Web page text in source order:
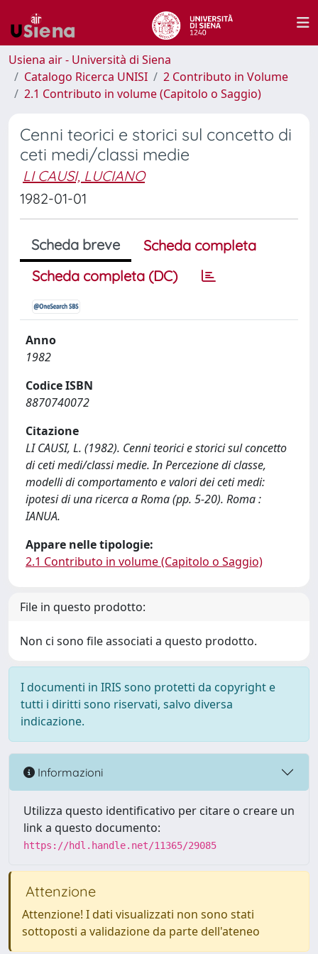
Usiena air - Università di Siena
Catalogo Ricerca UNISI
2 Contributo in Volume
2.1 Contributo in volume (Capitolo o Saggio)
Cenni teorici e storici sul concetto di
ceti medi/classi medie
LI CAUSI, LUCIANO
1982-01-01
Scheda breve
Scheda completa
Scheda completa (DC)
Anno
1982
Codice ISBN
8870740072
Citazione
LI CAUSI, L. (1982). Cenni teorici e storici sul concetto
di ceti medi/classi medie. In Percezione di classe,
modelli di comportamento e valori dei ceti medi:
ipotesi di una ricerca a Roma (pp. 5-20). Roma :
IANUA.
Appare nelle tipologie:
2.1 Contributo in volume (Capitolo o Saggio)
File in questo prodotto:
Non ci sono file associati a questo prodotto.
I documenti in IRIS sono protetti da copyright e
tutti i diritti sono riservati, salvo diversa
indicazione.
Informazioni
Utilizza questo identificativo per citare o creare un
link a questo documento:
https://hdl.handle.net/11365/29085
Attenzione
Attenzione! I dati visualizzati non sono stati
sottoposti a validazione da parte dell'ateneo